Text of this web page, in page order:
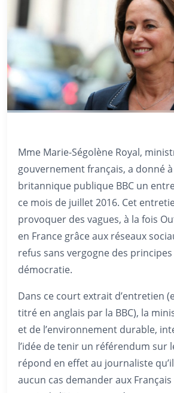
Mme Marie-Ségolène Royal,
gouvernement français, a donné
britannique publique BBC un
ce mois de juillet 2016. Cet
provoquer des vagues, à la fois
en France grâce aux réseaux
refus sans vergogne des
démocratie.
Dans ce court extrait d’entretien
titré en anglais par la BBC), la
et de l’environnement durable,
l’idée de tenir un référendum sur
répond en effet au journaliste
aucun cas demander aux Français